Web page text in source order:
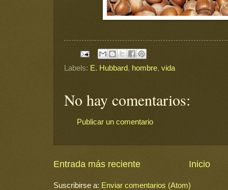
Labels: E. Hubbard, hombre, vida
No hay comentarios:
Publicar un comentario
Entrada más reciente Inicio
Suscribirse a: Enviar comentarios (Atom)